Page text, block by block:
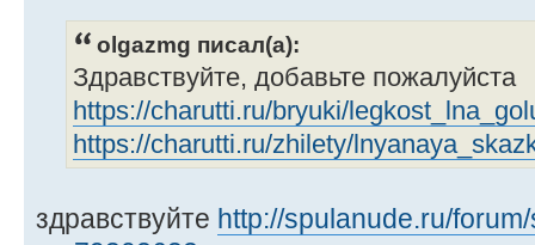
olgazmg писал(а):
Здравствуйте, добавьте пожалуйста
https://charutti.ru/bryuki/
https://charutti.ru/zhilety/
здравствуйте http://spulanude.ru/